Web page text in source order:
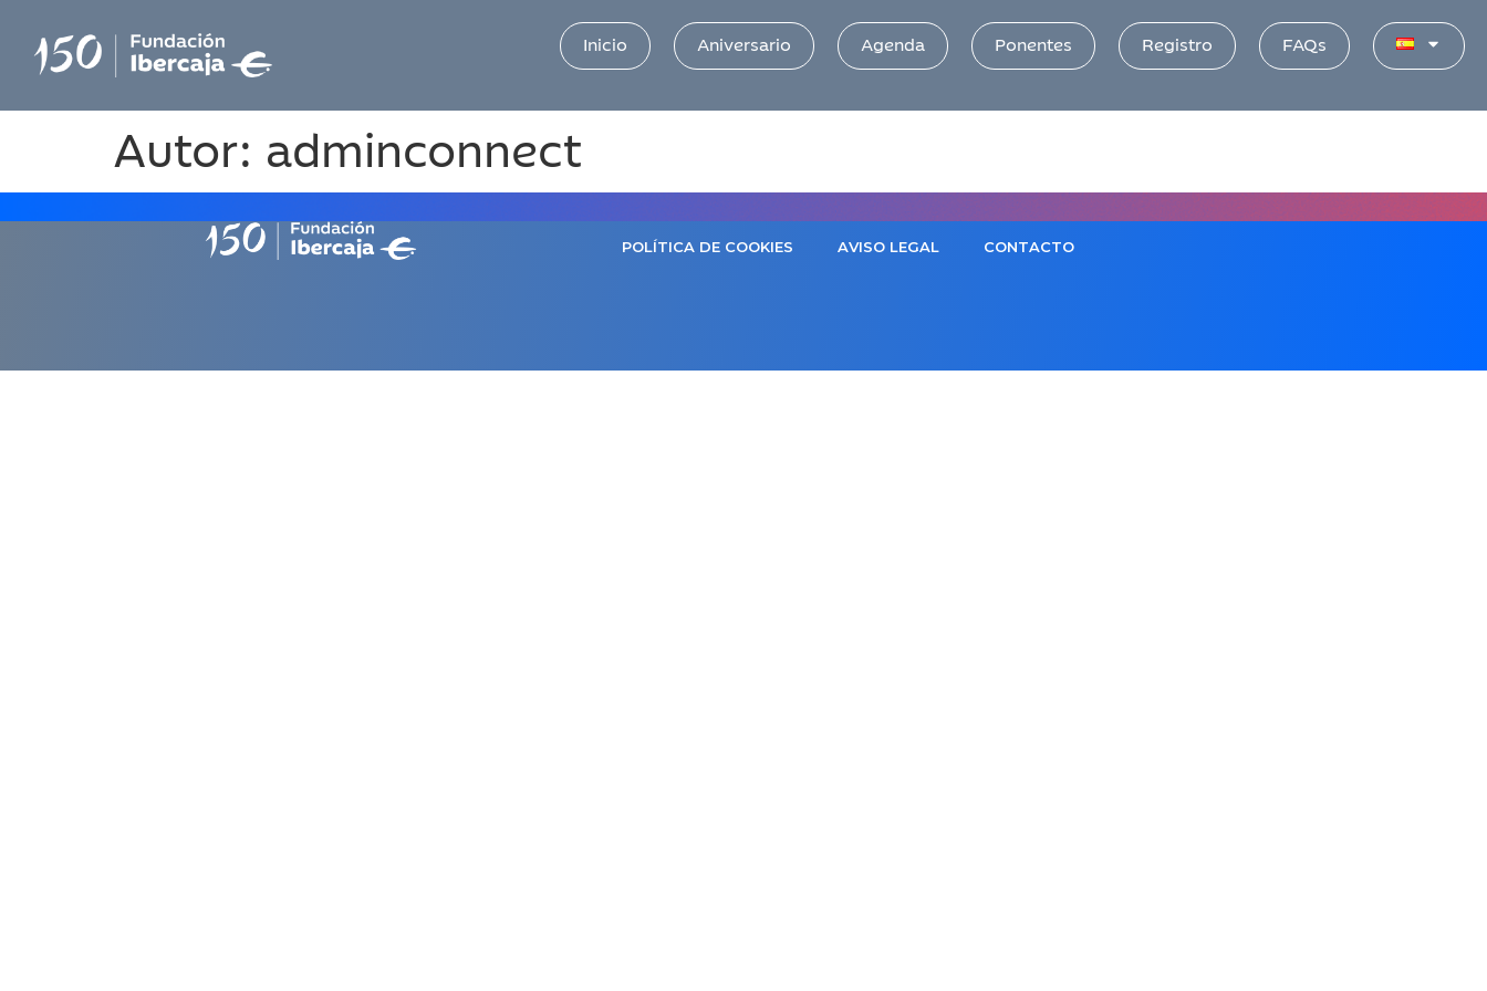
Inicio Aniversario Agenda Ponentes Registro FAQs
Autor: adminconnect
POLÍTICA DE COOKIES AVISO LEGAL CONTACTO